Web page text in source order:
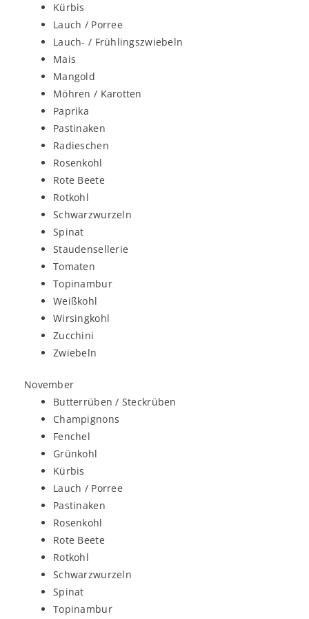
Kürbis
Lauch / Porree
Lauch- / Frühlingszwiebeln
Mais
Mangold
Möhren / Karotten
Paprika
Pastinaken
Radieschen
Rosenkohl
Rote Beete
Rotkohl
Schwarzwurzeln
Spinat
Staudensellerie
Tomaten
Topinambur
Weißkohl
Wirsingkohl
Zucchini
Zwiebeln
November
Butterrüben / Steckrüben
Champignons
Fenchel
Grünkohl
Kürbis
Lauch / Porree
Pastinaken
Rosenkohl
Rote Beete
Rotkohl
Schwarzwurzeln
Spinat
Topinambur